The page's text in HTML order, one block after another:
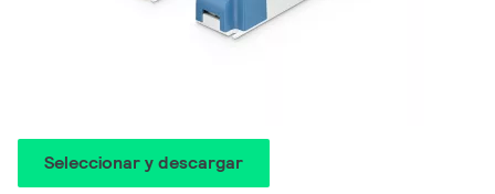
Seleccionar y descargar